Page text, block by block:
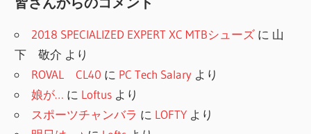
別
2018 SPECIALIZED EXPERT XC MTBシューズ に 山
下 敬介 より
ROVAL CL40 に PC Tech Salary より
娘が… に Loftus より
スポーツチャンバラ に LOFTY より